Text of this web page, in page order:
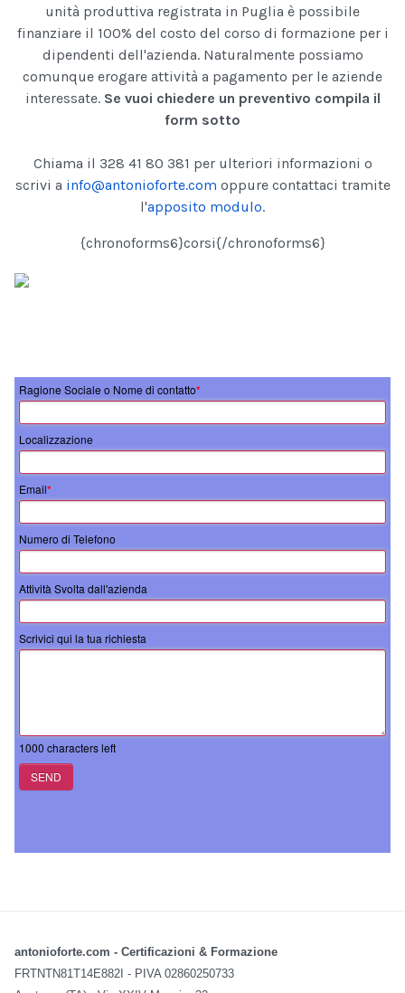
unità produttiva registrata in Puglia è possibile
finanziare il 100% del costo del corso di formazione per i
dipendenti dell'azienda. Naturalmente possiamo
comunque erogare attività a pagamento per le aziende
interessate. Se vuoi chiedere un preventivo compila il
form sotto
Chiama il 328 41 80 381 per ulteriori informazioni o
scrivi a info@antonioforte.com oppure contattaci tramite
l'apposito modulo.
{chronoforms6}corsi{/chronoforms6}
Ragione Sociale o Nome di contatto*
Localizzazione
Email*
Numero di Telefono
Attività Svolta dall'azienda
Scrivici qui la tua richiesta
1000 characters left
SEND
antonioforte.com - Certificazioni & Formazione
FRTNTN81T14E882I - PIVA 02860250733